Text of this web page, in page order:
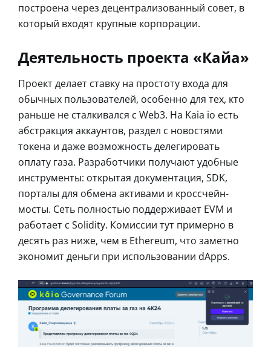
построена через децентрализованный совет, в
который входят крупные корпорации.
Деятельность проекта «Кайа»
Проект делает ставку на простоту входа для
обычных пользователей, особенно для тех, кто
раньше не сталкивался с Web3. На Kaia io есть
абстракция аккаунтов, раздел с новостями
токена и даже возможность делегировать
оплату газа. Разработчики получают удобные
инструменты: открытая документация, SDK,
порталы для обмена активами и кроссчейн-
мосты. Сеть полностью поддерживает EVM и
работает с Solidity. Комиссии тут примерно в
десять раз ниже, чем в Ethereum, что заметно
экономит деньги при использовании dApps.